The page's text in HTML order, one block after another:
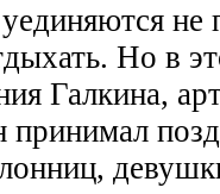
уединяются не
Но в
Галкина,
принимал